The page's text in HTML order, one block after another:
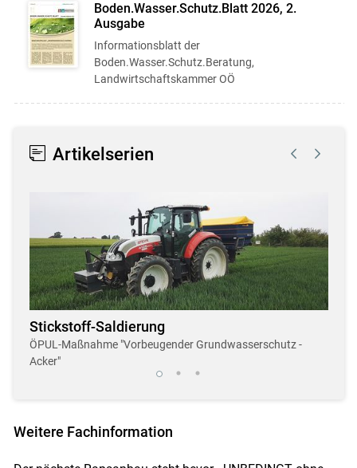
Boden.Wasser.Schutz.Blatt 2026, 2.
Ausgabe
Informationsblatt der
Boden.Wasser.Schutz.Beratung,
Landwirtschaftskammer OÖ
Artikelserien
Stickstoff-Saldierung
ÖPUL-Maßnahme "Vorbeugender Grundwasserschutz -
Acker"
Weitere Fachinformation